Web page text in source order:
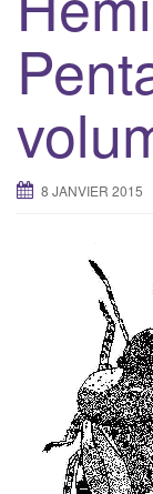
8 JANVIER 2015